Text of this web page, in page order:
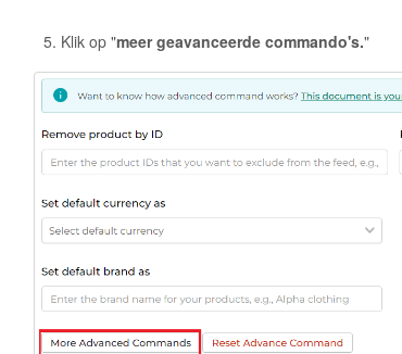
Klik op "meer geavanceerde commando's."